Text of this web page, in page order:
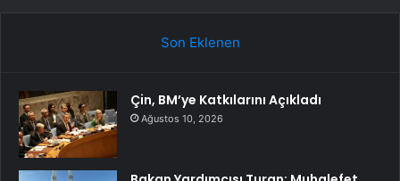
Son Eklenen
Çin, BM’ye Katkılarını Açıkladı
Ağustos 10, 2026